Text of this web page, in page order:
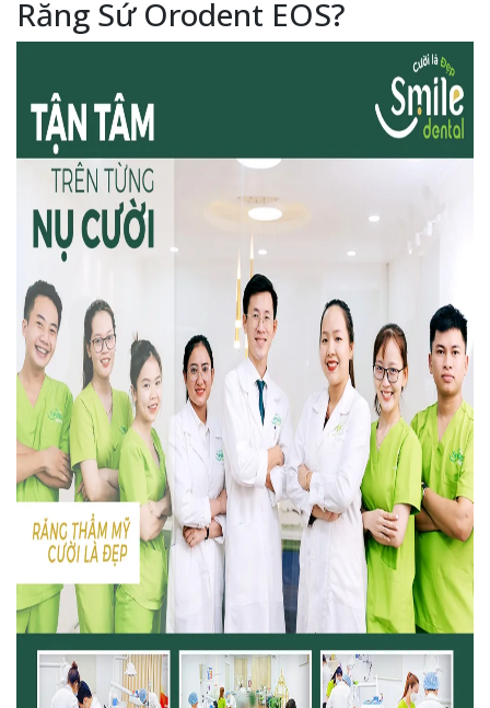
Răng Sứ Orodent EOS?